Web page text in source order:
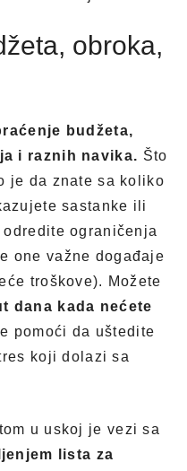
obroka,
budžeta,
i raznih navika. Što
je da znate sa koliko
sastanke ili
ograničenja
one važne događaje
troškove). Možete
dana kada nećete
pomoći da uštedite
koji dolazi sa
u uskoj je vezi sa
lista za